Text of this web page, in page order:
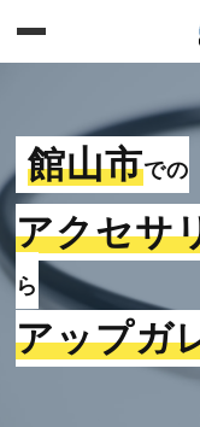
館山市での
アクセサ
ら
アップガ